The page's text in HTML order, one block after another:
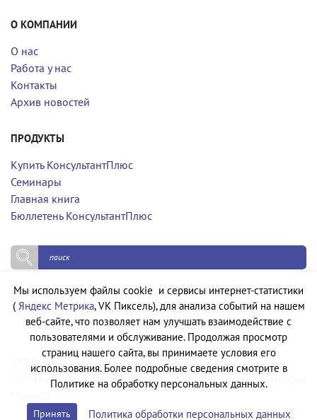
О КОМПАНИИ
О нас
Работа у нас
Контакты
Архив новостей
ПРОДУКТЫ
Купить КонсультантПлюс
Семинары
Главная книга
Бюллетень КонсультантПлюс
Политика конфиденциальности
Политика обработки персональных данных
1994-2026 © ООО «Компания Квадро Плюс»
На сайте используются бесплатные изображения с ресурса
Мы используем файлы cookie и сервисы интернет-статистики
( Яндекс Метрика, VK Пиксель), для анализа событий на нашем
веб-сайте, что позволяет нам улучшать взаимодействие с
пользователями и обслуживание. Продолжая просмотр
страниц нашего сайта, вы принимаете условия его
использования. Более подробные сведения смотрите в
Политике на обработку персональных данных.
Принять Политика обработки персональных данных